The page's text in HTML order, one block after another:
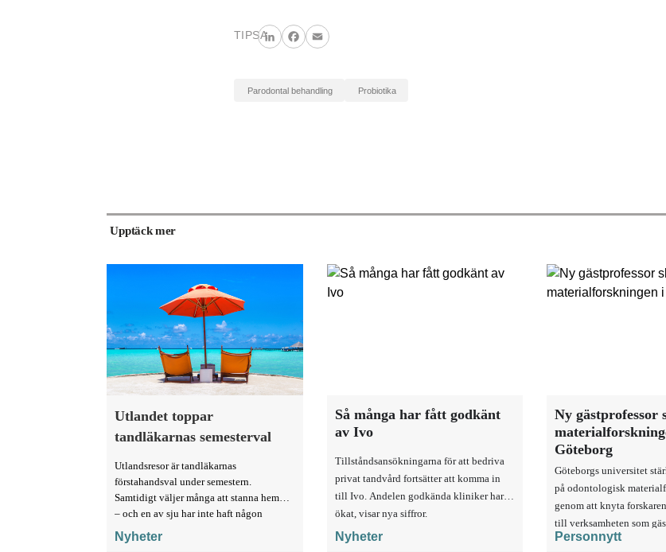
TIPSA
LinkedInFacebook
Email
parodontal behandling probiotika
Upptäck mer
Utlandet toppar
tandläkarnas semesterval
Utlandsresor är tandläkarnas
förstahandsval under semestern.
Samtidigt väljer många att stanna hemma
– och en av sju har inte haft någon
sommarledighet alls, enligt "månadens
fråga".
Nyheter
Så många har fått godkänt
av Ivo
Tillståndsansökningarna för att bedriva
privat tandvård fortsätter att komma in
till Ivo. Andelen godkända kliniker har
ökat, visar nya siffror.
Nyheter
Ny gästprofessor
Göteborg
Göteborgs universitet
på odontologisk
genom att knyta
till verksamheten som
Personnytt